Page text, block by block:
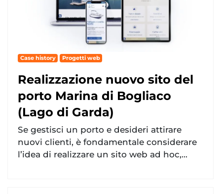
Case history Progetti web
Realizzazione nuovo sito del
porto Marina di Bogliaco
(Lago di Garda)
Se gestisci un porto e desideri attirare
nuovi clienti, è fondamentale considerare
l’idea di realizzare un sito web ad hoc,...